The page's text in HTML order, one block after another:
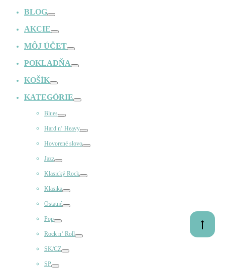
BLOG
AKCIE
MÔJ ÚČET
POKLADŇA
KOŠÍK
KATEGÓRIE
Blues
Hard n‘ Heavy
Hovorené slovo
Jazz
Klasický Rock
Klasika
Ostatné
Pop
Rock n‘ Roll
SK/CZ
SP